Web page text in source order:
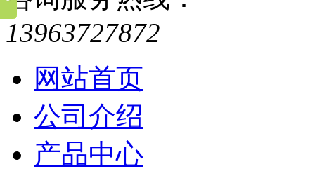
13963727872
网站首页
公司介绍
产品中心